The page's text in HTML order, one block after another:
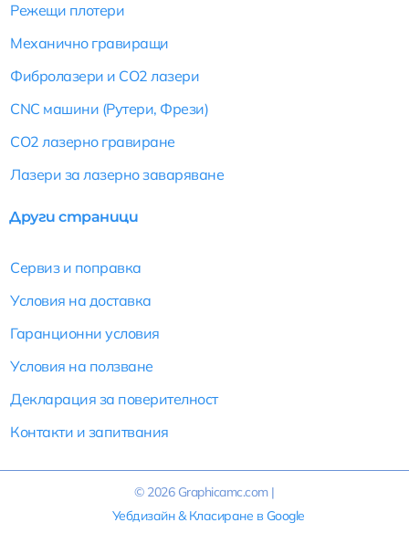
Режещи плотери
Механично гравиращи
Фибролазери и CO2 лазери
CNC машини (Рутери, Фрези)
CO2 лазерно гравиране
Лазери за лазерно заваряване
Други страници
Сервиз и поправка
Условия на доставка
Гаранционни условия
Условия на ползване
Декларация за поверителност
Контакти и запитвания
© 2026 Graphicamc.com|
Уебдизайн&Класиране в Google